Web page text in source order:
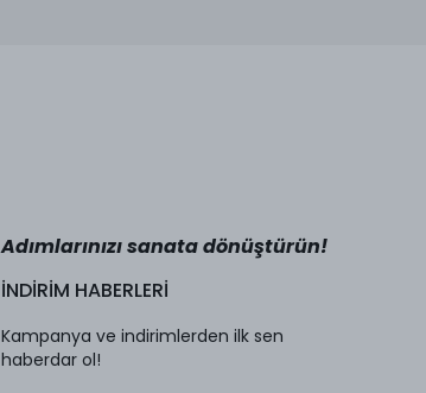
Adımlarınızı sanata dönüştürün!
İNDİRİM HABERLERİ
Kampanya ve indirimlerden ilk sen
haberdar ol!